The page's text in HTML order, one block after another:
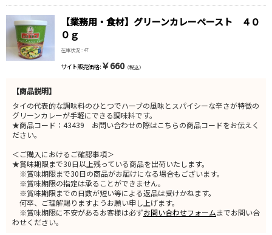
【業務用・食材】グリーンカレーペースト ４０
０ｇ
在庫状況 : 47
サイト販売価格 : ￥660（税込）
【商品説明】
タイの代表的な調味料のひとつでハーブの風味とスパイシーな辛さが特徴の
グリーンカレーが手軽にできる調味料です。
★商品コード：43439 お問い合わせの際はこちらの商品コードをお伝えく
ださい。
＜ご購入におけるご確認事項＞
★賞味期限まで30日以上残っている商品を出荷いたします。
※賞味期限まで30日の商品がお届けになる場合もございます。
※賞味期限の指定は承ることができません。
※賞味期限までの日数が短い等による返品は受けかねます。
何卒、ご理解賜りますようお願い申し上げます。
※賞味期限に不安があるお客様は必ずお問い合わせフォームまでお問い合
わせください。